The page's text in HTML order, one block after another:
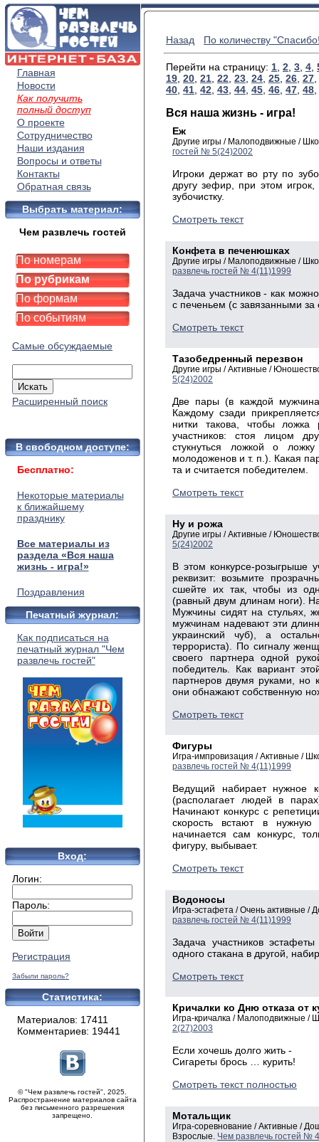
Главная
Новости
Как получить
полный доступ
О проекте
Сотрудничество
Наши издания
Вопросы и ответы
Контакты
Обратная связь
Выбрать материал:
Чем развлечь гостей
По номерам
По рубрикам
По формам
По событиям
Самые обсуждаемые
Расширенный поиск
В свободном доступе:
Бесплатно:
Некоторые материалы
к ближайшему
празднику
Все материалы из
раздела «Вся наша
жизнь - игра!»
Поздравления
Печатный журнал:
Как подписаться на
печатный журнал "Чем
развлечь гостей"
Вход:
Логин:
Пароль:
Регистрация
Забыли пароль?
Статистика:
Материалов: 17411
Комментариев: 19441
© "Чем развлечь гостей", 2025.
Распространение материалов сайта
без письменного разрешения
запрещено.
Назад По количеству
Перейти на страницу: 1 2 3 4
19 20 21 22 23 24 25 26 27
40 41 42 43 44 45 46 47 48
Вся наша жизнь - игра!
Еж
Другие игры / Малоподвижные /
гостей № 5(24)2002
Игроки держат во рту по
другу зефир, при этом
зубочистку.
Смотреть текст
Конфета в печенюшках
Другие игры / Малоподвижные /
развлечь гостей № 4(11)1999
Задача участников - как
с печеньем (с завязанными за
Смотреть текст
Тазобедренный перезвон
Другие игры / Активные /
5(24)2002
Две пары (в каждой
Каждому сзади
нитки такова, чтобы ложка
участников: стоя лицом
стукнуться ложкой о
молодоженов и т. п.). Какая
та и считается победителем.
Смотреть текст
Ну и рожа
Другие игры / Активные /
5(24)2002
В этом конкурсе-розыгрыше
реквизит: возьмите
сшейте их так, чтобы из
(равный двум длинам ноги).
Мужчины сидят на стульях,
мужчинам надевают эти
украинский чуб), а
террориста). По сигналу
своего партнера одной
победитель. Как вариант
партнеров двумя руками, но
они обнажают собственную
Смотреть текст
Фигуры
Игра-импровизация / Активные /
развлечь гостей № 4(11)1999
Ведущий набирает нужное
(располагает людей в
Начинают конкурс с
скорость встают в
начинается сам конкурс,
фигуру, выбывает.
Смотреть текст
Водоносы
Игра-эстафета / Очень активные
развлечь гостей № 4(11)1999
Задача участников
одного стакана в другой,
Смотреть текст
Кричалки ко Дню отказа от
Игра-кричалка / Малоподвижные /
2(27)2003
Если хочешь долго жить -
Сигареты брось … курить!
Смотреть текст полностью
Мотальщик
Игра-соревнование / Активные /
Взрослые. Чем развлечь гостей №